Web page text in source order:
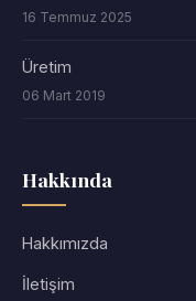
16 Temmuz 2025
Üretim
06 Mart 2019
Hakkında
Hakkımızda
İletişim